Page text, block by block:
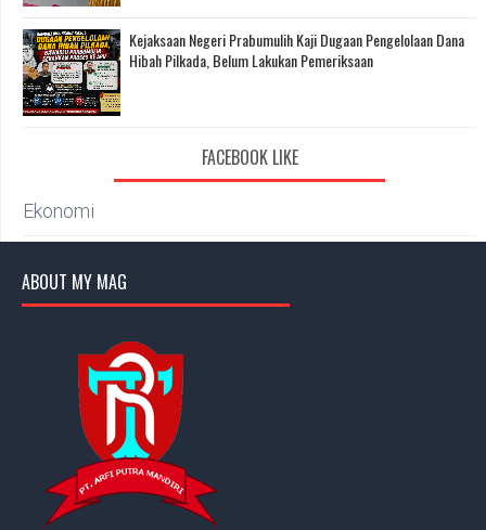
Kejaksaan Negeri Prabumulih Kaji Dugaan Pengelolaan Dana
Hibah Pilkada, Belum Lakukan Pemeriksaan
FACEBOOK LIKE
Ekonomi
ABOUT MY MAG